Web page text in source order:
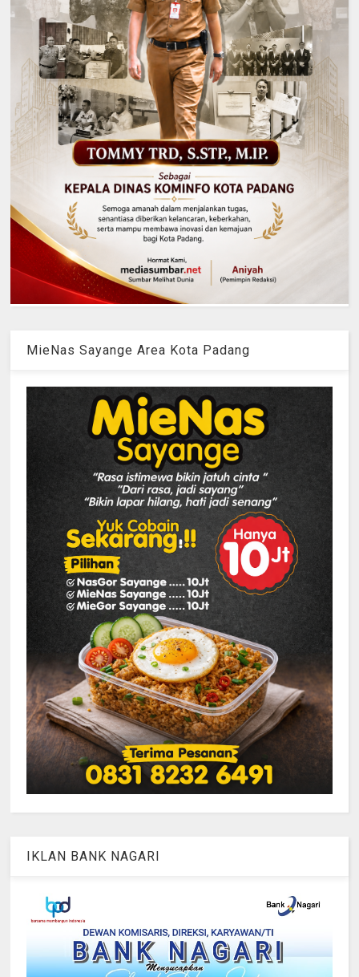
MieNas Sayange Area Kota Padang
IKLAN BANK NAGARI